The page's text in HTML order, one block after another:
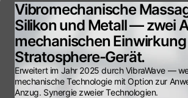
Vibromechanische
Silikon und Metall — zwei
mechanischen Einwirkung
Stratosphere-Gerät.
Erweitert im Jahr 2025 durch VibraWave —
mechanische Technologie mit Option zur
Anzug. Synergie zweier Technologien.